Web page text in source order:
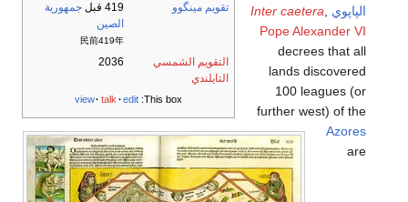
تقويم مينگوو
419 قبل
جمهورية
الصين
民前419年
التقويم الشمسي
التايلندي
2036
This box:
view talk edit
الپاپوي
Inter caetera
Pope Alexander VI
decrees that all
lands discovered
100 leagues (or
further west) of the
Azores
are